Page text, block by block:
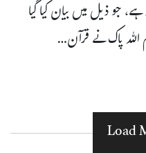
جو ذیل میں بیان کیا گیا
پاک نے قرآن…
Load